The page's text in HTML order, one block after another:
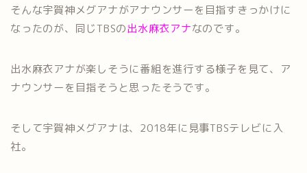
そんな宇賀神メグアナがアナウンサーを目指すきっかけに
なったのが、同じTBSの出水麻衣アナなのです。
出水麻衣アナが楽しそうに番組を進行する様子を見て、ア
ナウンサーを目指そうと思ったそうです。
そして宇賀神メグアナは、2018年に見事TBSテレビに入
社。